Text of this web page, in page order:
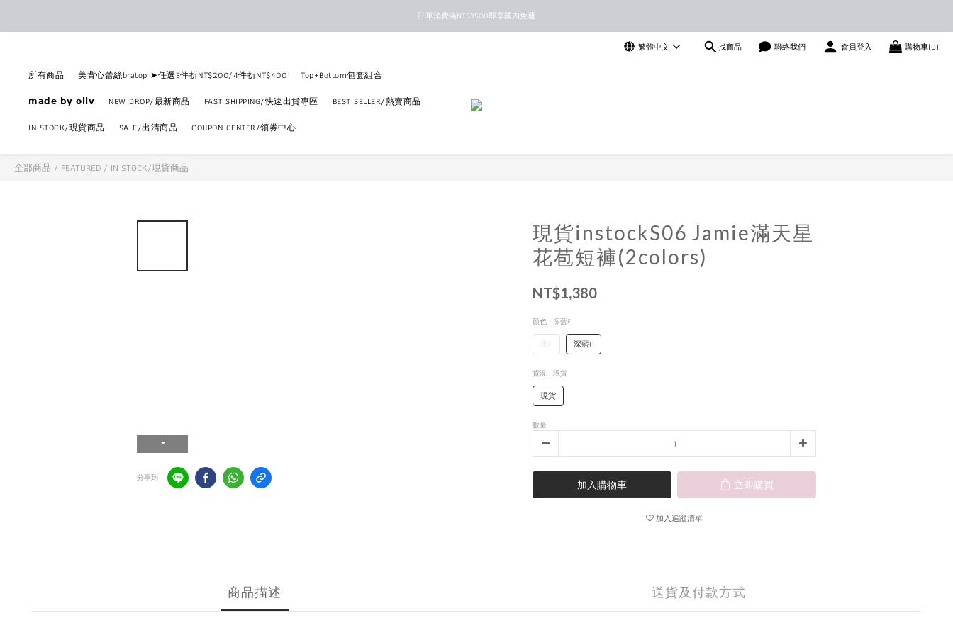
新馬港澳順豐到付配送
訂單消費滿NT$3500即享國內免運
繁體中文 找商品 聯絡我們 會員登入 購物車(0)
所有商品 美背心蕾絲bratop ➤任選3件折NT$200/4件折NT$400
Top+Bottom包套組合
𝗺𝗮𝗱𝗲 𝗯𝘆 𝗼𝗶𝗶𝘃
NEW DROP/最新商品 FAST SHIPPING/快速出貨專區
BEST SELLER/熱賣商品
IN STOCK/現貨商品
SALE/出清商品 COUPON CENTER/領券中心
全部商品 / FEATURED / IN STOCK/現貨商品
分享到
現貨instockS06 Jamie滿天星
花苞短褲(2colors)
NT$1,380
顏色 : 深藍F
深藍F
貨況 : 現貨
現貨
數量
加入購物車 立即購買
加入追蹤清單
商品描述 送貨及付款方式